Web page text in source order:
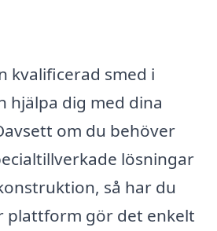
kvalificerad smed i
hjälpa dig med dina
om du behöver
lösningar
så har du
plattform gör det enkelt